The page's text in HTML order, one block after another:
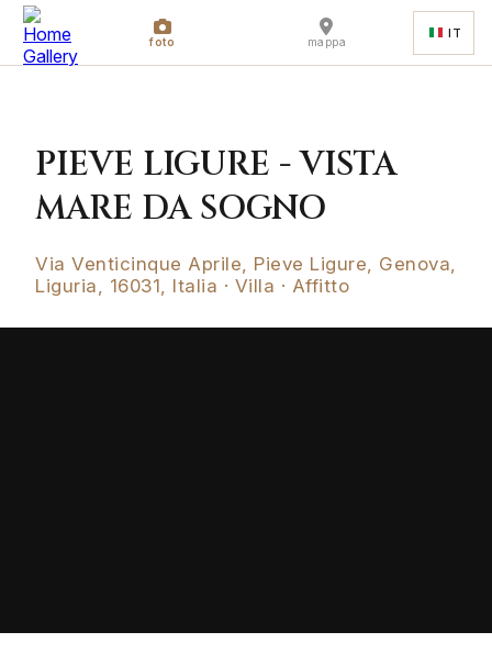
foto mappa
IT
PIEVE LIGURE - VISTA
MARE DA SOGNO
Via Venticinque Aprile, Pieve Ligure, Genova,
Liguria, 16031, Italia · Villa · Affitto